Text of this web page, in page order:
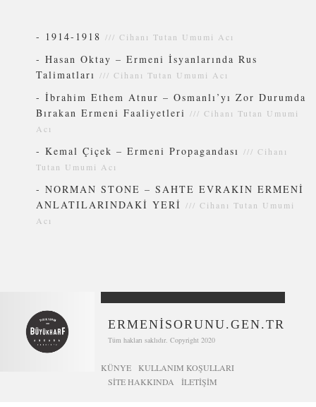
- 1914-1918 ///Cihanı Tutan Umumi Acı
-Hasan Oktay – Ermeni İsyanlarında Rus
Talimatları ///Cihanı Tutan Umumi Acı
-İbrahim Ethem Atnur – Osmanlı’yı Zor Durumda
Bırakan Ermeni Faaliyetleri ///Cihanı Tutan Umumi
Acı
-Kemal Çiçek – Ermeni Propagandası ///Cihanı
Tutan Umumi Acı
-NORMAN STONE – SAHTE EVRAKIN ERMENİ
ANLATILARINDAKİ YERİ ///Cihanı Tutan Umumi
Acı
ERMENİSORUNU.GEN.TR
Tüm hakları saklıdır. Copyright 2020
KÜNYE
KULLANIM KOŞULLARI
SİTE HAKKINDA
İLETIŞIM